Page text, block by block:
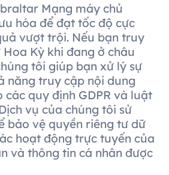
Mạng máy chủ
hóa để đạt tốc độ cực
vượt trội. Nếu bạn truy
Kỳ khi đang ở châu
tôi giúp bạn xử lý sự
năng truy cập nội dung
các quy định GDPR và luật
vụ của chúng tôi sử
bảo vệ quyền riêng tư dữ
hoạt động trực tuyến của
và thông tin cá nhân được